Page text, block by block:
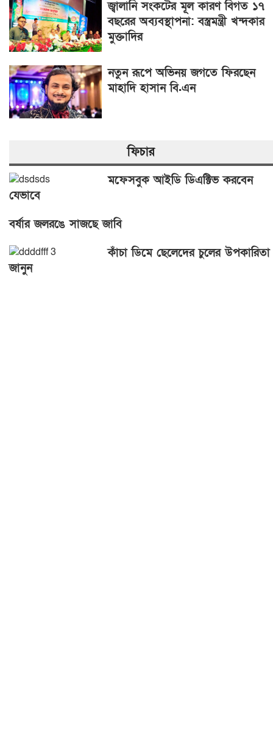
জ্বালানি সংকটের মূল কারণ বিগত ১৭
বছরের অব্যবস্থাপনা: বস্ত্রমন্ত্রী খন্দকার
মুক্তাদির
নতুন রূপে অভিনয় জগতে ফিরছেন
মাহাদি হাসান বি.এন
ফিচার
মফেসবুক আইডি ডিএক্টিভ করবেন
যেভাবে
বর্ষার জলরঙে সাজছে জাবি
কাঁচা ডিমে ছেলেদের চুলের উপকারিতা
জানুন